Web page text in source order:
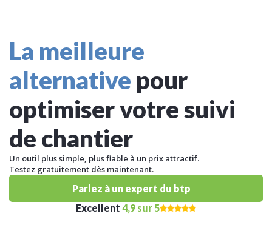
La meilleure
alternative pour
optimiser votre suivi
de chantier
Un outil plus simple, plus fiable à un prix attractif.
Testez gratuitement dès maintenant.
Parlez à un expert du btp
Excellent 4,9 sur 5